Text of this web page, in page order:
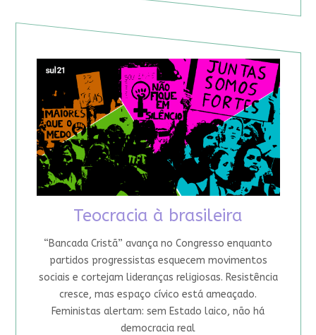
Teocracia à brasileira
“Bancada Cristã” avança no Congresso enquanto
partidos progressistas esquecem movimentos
sociais e cortejam lideranças religiosas. Resistência
cresce, mas espaço cívico está ameaçado.
Feministas alertam: sem Estado laico, não há
democracia real